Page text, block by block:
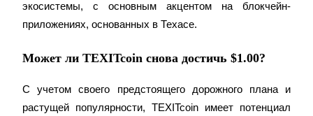
Узнайте о пассивном доходе
Bitrue
AI
экосистемы, с основным акцентом на блокчейн-
приложениях, основанных в Техасе.
Может ли TEXITcoin снова достичь $1.00?
С учетом своего предстоящего дорожного плана и
растущей популярности, TEXITcoin имеет потенциал